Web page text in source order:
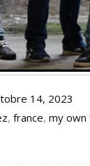
14, 2023
, france, my own